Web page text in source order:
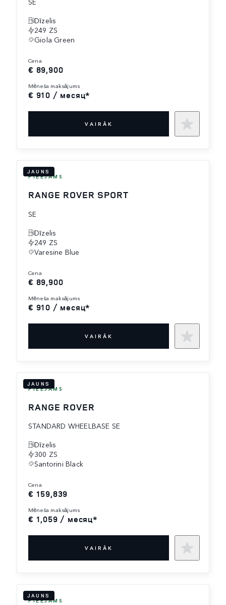
Dīzelis
249 ZS
Giola Green
cena
€ 89,900
mēneša maksājums
€ 910 / месяц*
VAIRĀK
JAUNS
PIEEJAMS
RANGE ROVER SPORT
SE
Dīzelis
249 ZS
Varesine Blue
cena
€ 89,900
mēneša maksājums
€ 910 / месяц*
VAIRĀK
JAUNS
PIEEJAMS
RANGE ROVER
STANDARD WHEELBASE SE
Dīzelis
300 ZS
Santorini Black
cena
€ 159,839
mēneša maksājums
€ 1,059 / месяц*
VAIRĀK
JAUNS
PIEEJAMS